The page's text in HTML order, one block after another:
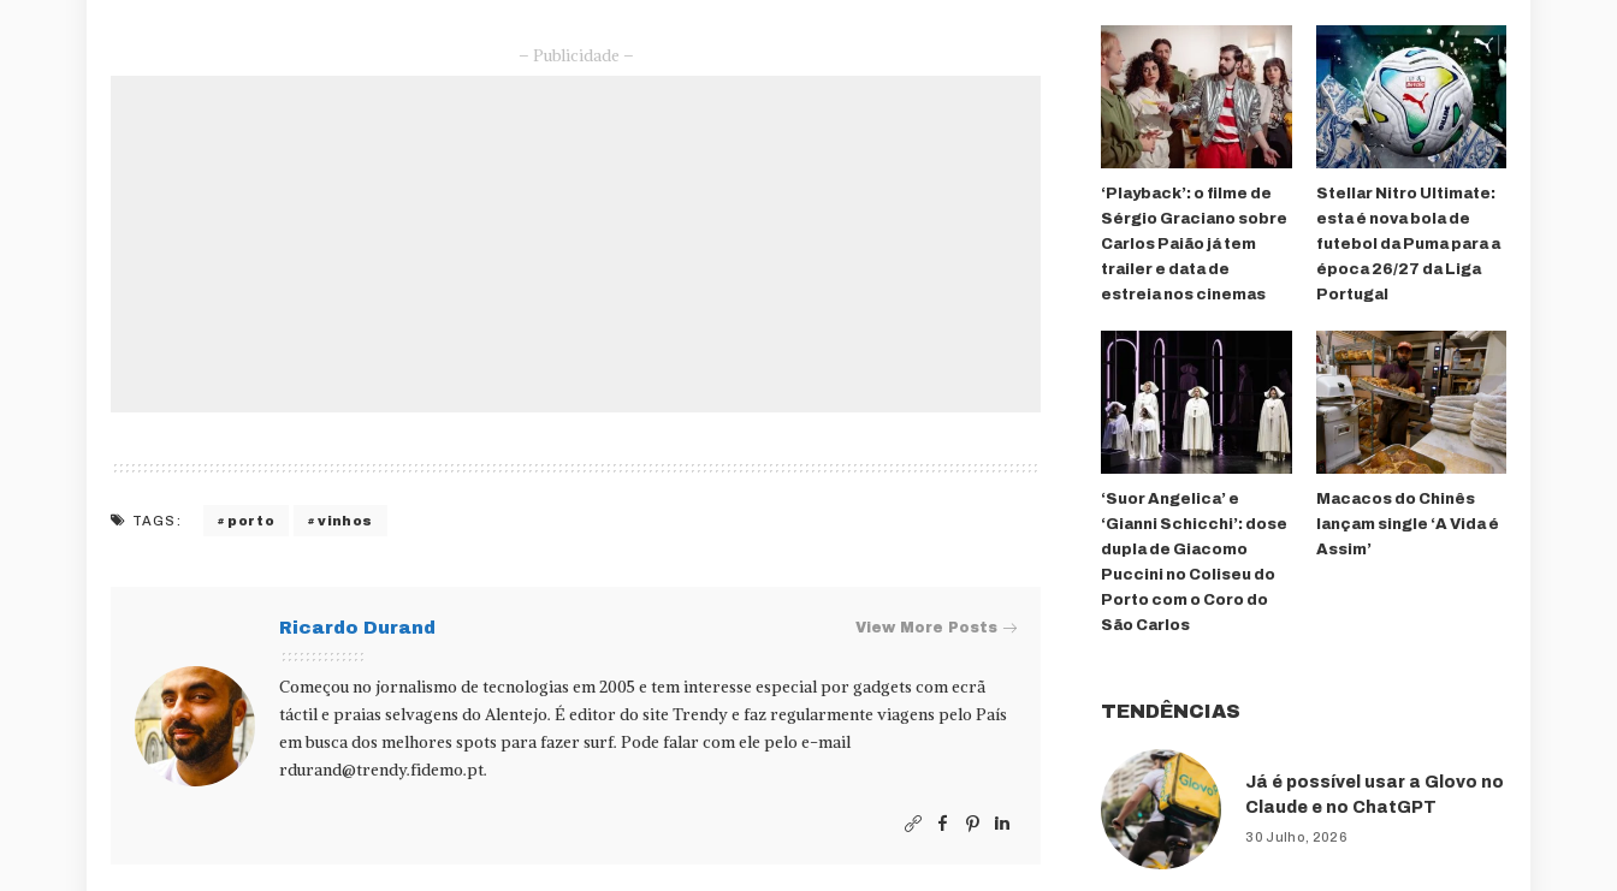
– Publicidade –
TAGS: porto vinhos
Ricardo Durand View More Posts
Começou no jornalismo de tecnologias em 2005 e tem interesse especial por gadgets com ecrã
táctil e praias selvagens do Alentejo. É editor do site Trendy e faz regularmente viagens pelo País
em busca dos melhores spots para fazer surf. Pode falar com ele pelo e-mail
rdurand@trendy.fidemo.pt.
‘Playback’: o filme de
Sérgio Graciano sobre
Carlos Paião já tem
trailer e data de
estreia nos cinemas
Stellar Nitro Ultimate:
esta é nova bola de
futebol da Puma para a
época 26/27 da Liga
Portugal
‘Suor Angelica’ e
‘Gianni Schicchi’: dose
dupla de Giacomo
Puccini no Coliseu do
Porto com o Coro do
São Carlos
Macacos do Chinês
lançam single ‘A Vida é
Assim’
TENDÊNCIAS
Já é possível usar a Glovo no
Claude e no ChatGPT
30 Julho, 2026